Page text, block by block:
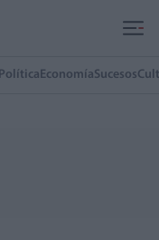
Política EconomíaSucesos